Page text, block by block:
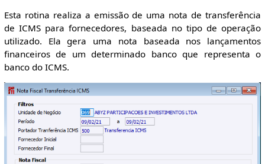
Esta rotina realiza a emissão de uma nota de transferência
de ICMS para fornecedores, baseada no tipo de operação
utilizado. Ela gera uma nota baseada nos lançamentos
financeiros de um determinado banco que representa o
banco do ICMS.